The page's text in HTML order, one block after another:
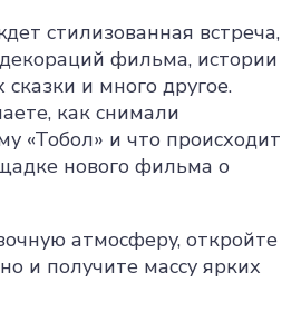
стилизованная встреча,
фильма, истории
и много другое.
как снимали
«Тобол» и что происходит
нового фильма о
атмосферу, откройте
и получите массу ярких